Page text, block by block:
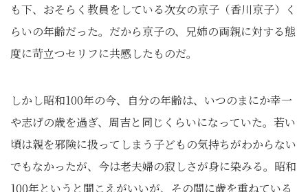
も下、おそらく教員をしている次女の京子（香川京子）く
らいの年齢だった。だから京子の、兄姉の両親に対する態
度に苛立つセリフに共感したものだ。
しかし昭和100年の今、自分の年齢は、いつのまにか幸一
や志げの歳を過ぎ、周吉と同じくらいになっていた。若い
頃は親を邪険に扱ってしまう子どもの気持ちがわからない
でもなかったが、今は老夫婦の寂しさが身に染みる。昭和
100年というと聞こえがいいが、その間に歳を重ねている